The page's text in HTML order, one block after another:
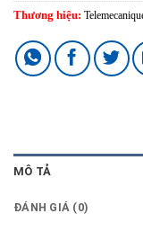
Thương hiệu:
MÔ TẢ
ĐÁNH GIÁ (0)